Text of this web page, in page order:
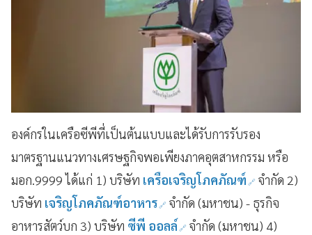
องค์กรในเครือซีพีที่เป็นต้นแบบและได้รับการรับรอง
มาตรฐานแนวทางเศรษฐกิจพอเพียงภาคอุตสาหกรรม หรือ
มอก.9999 ได้แก่ 1) บริษัท เครือเจริญโภคภัณฑ์ จำกัด 2)
บริษัท เจริญโภคภัณฑ์อาหาร จำกัด (มหาชน) - ธุรกิจ
อาหารสัตว์บก 3) บริษัท ซีพี ออลล์ จำกัด (มหาชน) 4)